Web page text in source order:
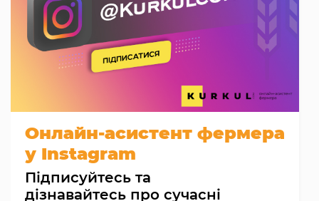
Онлайн-асистент фермера
у Instagram
Підписуйтесь та
дізнавайтесь про сучасні